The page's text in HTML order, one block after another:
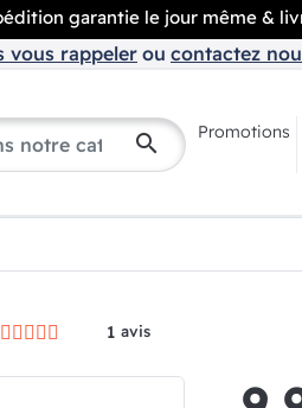
garantie le jour même &
vous rappelerou contactez
search Promotions
1 avis